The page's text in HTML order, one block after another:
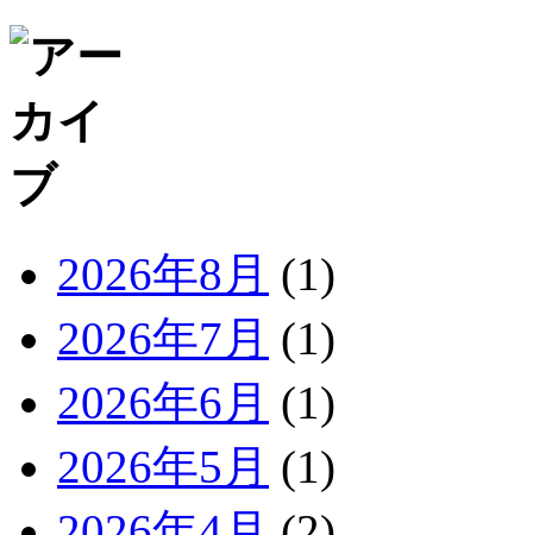
2026年8月 (1)
2026年7月 (1)
2026年6月 (1)
2026年5月 (1)